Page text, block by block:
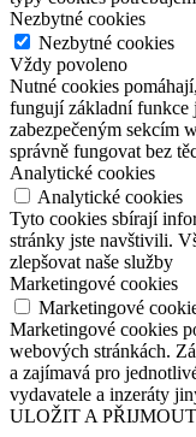
Nezbytné cookies
Nezbytné cookies
Vždy povoleno
Nutné cookies
fungují základní funkce
zabezpečeným sekcím
správně fungovat bez
Analytické cookies
Analytické cookies
Tyto cookies sbírají
stránky jste navštivili.
zlepšovat naše služby
Marketingové cookies
Marketingové
Marketingové cookies
webových stránkách.
a zajímavá pro
vydavatele a inzeráty
ULOŽIT A PŘIJMOUT